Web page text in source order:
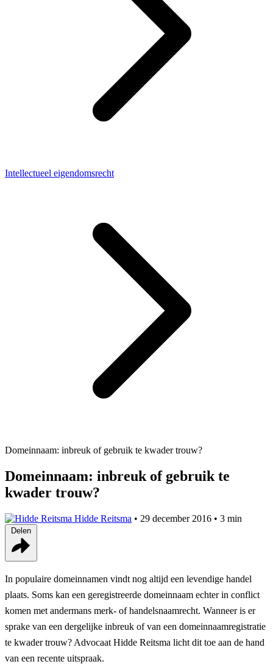
Intellectueel eigendomsrecht
Domeinnaam: inbreuk of gebruik te kwader trouw?
Domeinnaam: inbreuk of gebruik te
kwader trouw?
Hidde Reitsma • 29 december 2016 • 3 min
In populaire domeinnamen vindt nog altijd een levendige handel
plaats. Soms kan een geregistreerde domeinnaam echter in conflict
komen met andermans merk- of handelsnaamrecht. Wanneer is er
sprake van een dergelijke inbreuk of van een domeinnaamregistratie
te kwader trouw? Advocaat Hidde Reitsma licht dit toe aan de hand
van een recente uitspraak.